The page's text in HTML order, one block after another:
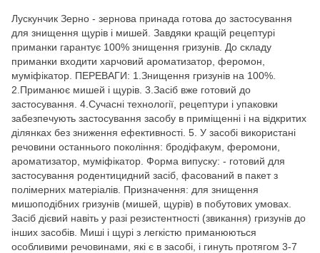
Лускунчик Зерно - зернова принада готова до застосування
для знищення щурів і мишей. Завдяки кращій рецептурі
приманки гарантує 100% знищення гризунів. До складу
приманки входити харчовий ароматизатор, феромон,
муміфікатор. ПЕРЕВАГИ: 1.Знищення гризунів на 100%.
2.Приманює мишей і щурів. 3.Засіб вже готовий до
застосування. 4.Сучасні технології, рецептури і упаковки
забезпечують застосування засобу в приміщенні і на відкритих
ділянках без зниження ефективності. 5. У засобі використані
речовини останнього покоління: бродіфакум, феромони,
ароматизатор, муміфікатор. Форма випуску: - готовий для
застосування родентицидний засіб, фасований в пакет з
полімерних матеріалів. Призначення: для знищення
мишоподібних гризунів (мишей, щурів) в побутових умовах.
Засіб дієвий навіть у разі резистентності (звикання) гризунів до
інших засобів. Миші і щурі з легкістю приманюються
особливими речовинами, які є в засобі, і гинуть протягом 3-7